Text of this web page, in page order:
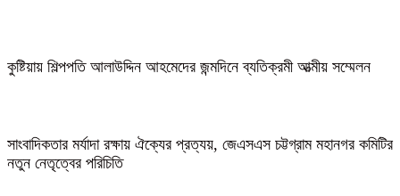
কুষ্টিয়ায় শিল্পপতি আলাউদ্দিন আহমেদের জন্মদিনে ব্যতিক্রমী আত্মীয় সম্মেলন
সাংবাদিকতার মর্যাদা রক্ষায় ঐক্যের প্রত্যয়, জেএসএস চট্টগ্রাম মহানগর কমিটির
নতুন নেতৃত্বের পরিচিতি